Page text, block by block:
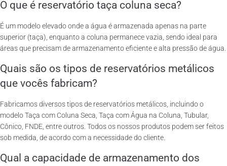
O que é reservatório taça coluna seca?
É um modelo elevado onde a água é armazenada apenas na parte
superior (taça), enquanto a coluna permanece vazia, sendo ideal para
áreas que precisam de armazenamento eficiente e alta pressão de água.
Quais são os tipos de reservatórios metálicos
que vocês fabricam?
Fabricamos diversos tipos de reservatórios metálicos, incluindo o
modelo Taça com Coluna Seca, Taça com Água na Coluna, Tubular,
Cônico, FNDE, entre outros. Todos os nossos produtos podem ser feitos
sob medida, de acordo com a necessidade do cliente.
Qual a capacidade de armazenamento dos